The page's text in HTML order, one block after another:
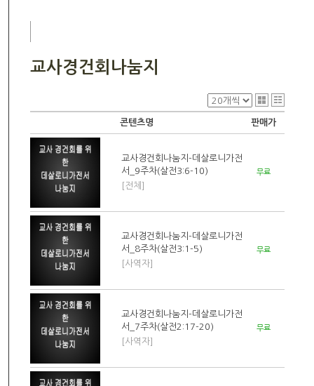
교사경건회나눔지
콘텐츠명 판매가
교사경건회나눔지-데살로니가전
서_9주차(살전3:6-10)
[전체]
무료
교사경건회나눔지-데살로니가전
서_8주차(살전3:1-5)
[사역자]
무료
교사경건회나눔지-데살로니가전
서_7주차(살전2:17-20)
[사역자]
무료